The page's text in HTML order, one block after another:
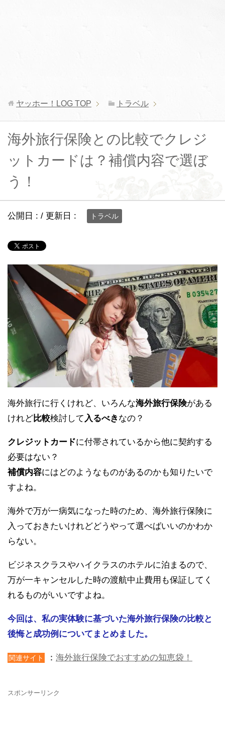
ヤッホー！LOG TOP トラベル
海外旅行保険との比較でクレジ
ットカードは？補償内容で選ぼ
う！
公開日 : / 更新日 : トラベル
海外旅行に行くけれど、いろんな海外旅行保険がある
けれど比較検討して 入るべき なの？
クレジットカードに付帯されているから他に契約する
必要はない？
補償内容にはどのようなものがあるのかも知りたいで
すよね。
海外で万が一病気になった時のため、海外旅行保険に
入っておきたいけれどどうやって選べばいいのかわか
らない。
ビジネスクラスやハイクラスのホテルに泊まるので、
万が一キャンセルした時の渡航中止費用も保証してく
れるものがいいですよね。
今回は、私の実体験に基づいた海外旅行保険の比較と
後悔と成功例についてまとめました。
関連サイト ： 海外旅行保険でおすすめの知恵袋！
スポンサーリンク